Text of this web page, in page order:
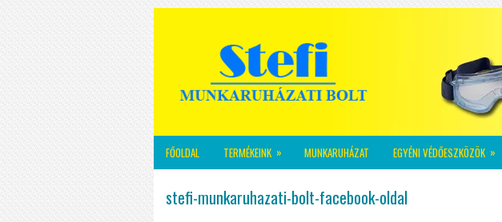
FŐOLDAL TERMÉKEINK » MUNKARUHÁZAT EGYÉNI VÉDŐESZKÖZÖK »
stefi-munkaruhazati-bolt-facebook-oldal